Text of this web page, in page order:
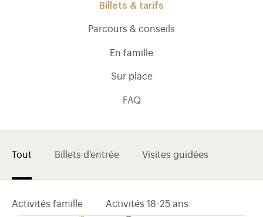
Billets & tarifs
Parcours & conseils
En famille
Sur place
FAQ
Tout Billets d'entrée Visites guidées
Activités famille Activités 18-25 ans